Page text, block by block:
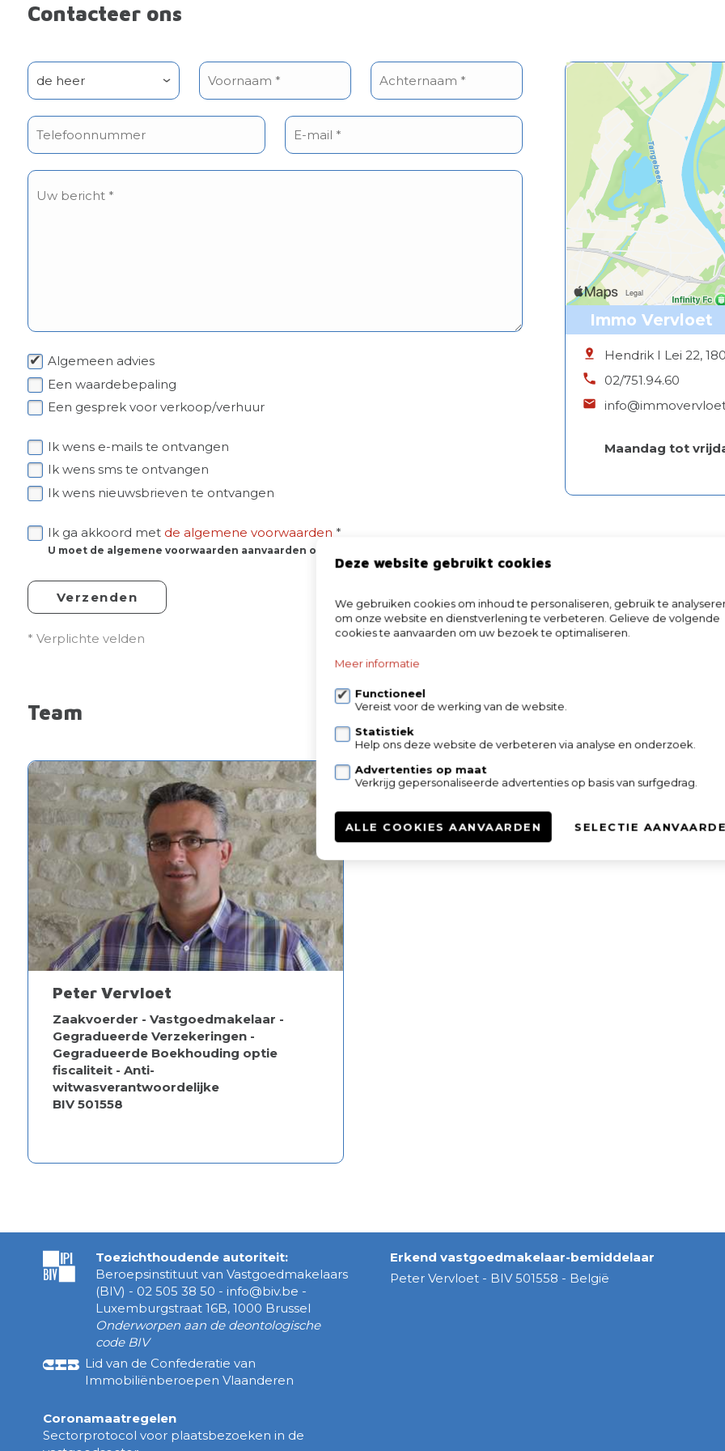
Contacteer ons
Immo Vervloet
Hendrik I Lei 22,
02/751.94.60
Maandag tot
Algemeen advies
Een waardebepaling
Een gesprek voor verkoop/verhuur
Ik wens e-mails te ontvangen
Ik wens sms te ontvangen
Ik wens nieuwsbrieven te ontvangen
Ik ga akkoord met de algemene voorwaarden *
U moet de algemene voorwaarden aanvaarden om dit bericht te kunnen verzenden
Verzenden
* Verplichte velden
Team
Peter Vervloet
Zaakvoerder - Vastgoedmakelaar -
Gegradueerde Verzekeringen -
Gegradueerde Boekhouding optie
fiscaliteit - Anti-
witwasverantwoordelijke
BIV 501558
Toezichthoudende autoriteit:
Beroepsinstituut van Vastgoedmakelaars
(BIV) - 02 505 38 50 - info@biv.be -
Luxemburgstraat 16B, 1000 Brussel
Onderworpen aan de deontologische
code BIV
Lid van de Confederatie van
Immobiliënberoepen Vlaanderen
Coronamaatregelen
Sectorprotocol voor plaatsbezoeken in de
Erkend vastgoedmakelaar-bemiddelaar
Peter Vervloet - BIV 501558 - België
Deze website gebruikt cookies
We gebruiken cookies om inhoud te personaliseren, gebruik te
om onze website en dienstverlening te verbeteren. Gelieve de volgende
cookies te aanvaarden om uw bezoek te optimaliseren.
Meer informatie
Functioneel
Vereist voor de werking van de website.
Statistiek
Help ons deze website de verbeteren via analyse en onderzoek.
Advertenties op maat
Verkrijg gepersonaliseerde advertenties op basis van surfgedrag.
ALLE COOKIES AANVAARDEN SELECTIE